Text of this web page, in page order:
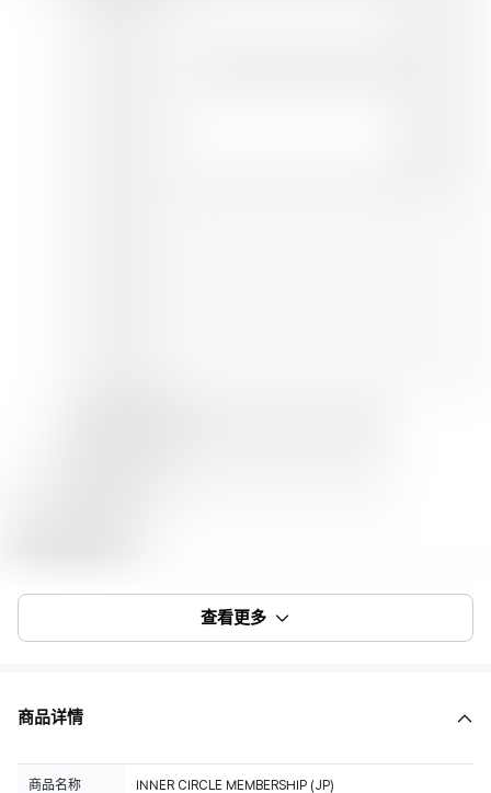
查看更多
商品详情
商品名称 INNER CIRCLE MEMBERSHIP (JP)